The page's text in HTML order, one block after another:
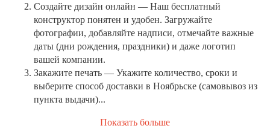
Создайте дизайн онлайн — Наш бесплатный
конструктор понятен и удобен. Загружайте
фотографии, добавляйте надписи, отмечайте важные
даты (дни рождения, праздники) и даже логотип
вашей компании.
Закажите печать — Укажите количество, сроки и
выберите способ доставки в Ноябрьске (самовывоз из
пункта выдачи)...
Показать больше